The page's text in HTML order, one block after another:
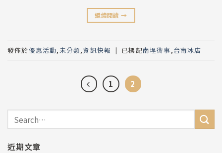
繼續閱讀→
發佈於優惠活動, 未分類,資訊快報 | 已標記南埕衖事,台南冰店
1 2
近期文章